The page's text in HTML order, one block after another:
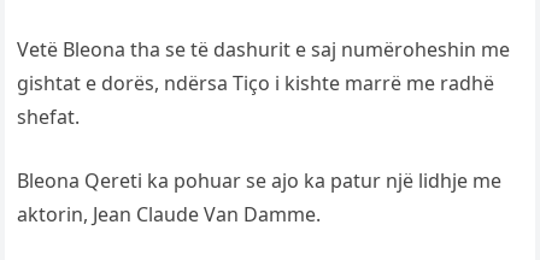
Vetë Bleona tha se të dashurit e saj numëroheshin me
gishtat e dorës, ndërsa Tiço i kishte marrë me radhë
shefat.
Bleona Qereti ka pohuar se ajo ka patur një lidhje me
aktorin, Jean Claude Van Damme.